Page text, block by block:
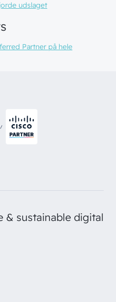
nyheder
udslaget
Partner på hele
& sustainable digital